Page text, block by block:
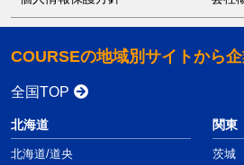
COURSEの地域別サイトから
全国TOP
北海道
北海道/道央
関東
茨城